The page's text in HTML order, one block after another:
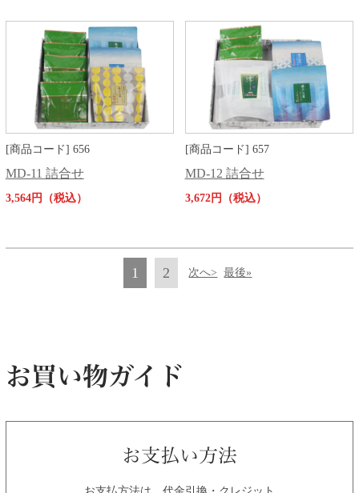
[商品コード] 656
MD-11 詰合せ
3,564円（税込）
[商品コード] 657
MD-12 詰合せ
3,672円（税込）
1 2 次へ> 最後»